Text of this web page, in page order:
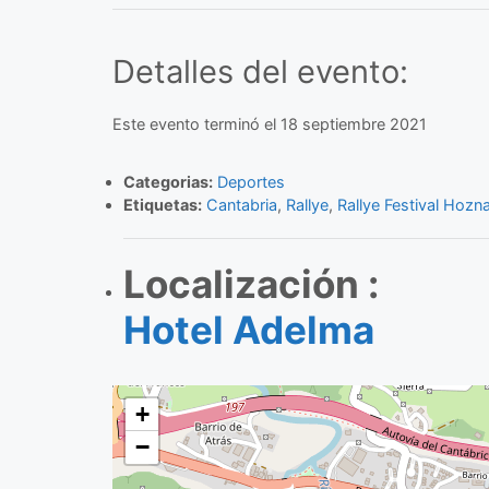
Detalles del evento:
Este evento terminó el 18 septiembre 2021
Categorias: Deportes
Etiquetas: Cantabria, Rallye, Rallye Festival
Localización :
Hotel Adelma
+
−